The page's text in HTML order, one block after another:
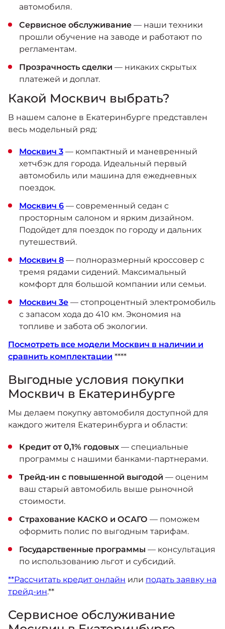
автомобиля.
Сервисное обслуживание — наши техники
прошли обучение на заводе и работают по
регламентам.
Прозрачность сделки — никаких скрытых
платежей и доплат.
Какой Москвич выбрать?
В нашем салоне в Екатеринбурге представлен
весь модельный ряд:
Москвич 3 — компактный и маневренный
хетчбэк для города. Идеальный первый
автомобиль или машина для ежедневных
поездок.
Москвич 6 — современный седан с
просторным салоном и ярким дизайном.
Подойдет для поездок по городу и дальних
путешествий.
Москвич 8 — полноразмерный кроссовер с
тремя рядами сидений. Максимальный
комфорт для большой компании или семьи.
Москвич 3е — стопроцентный электромобиль
с запасом хода до 410 км. Экономия на
топливе и забота об экологии.
Посмотреть все модели Москвич в наличии и
сравнить комплектации ****
Выгодные условия покупки
Москвич в Екатеринбурге
Мы делаем покупку автомобиля доступной для
каждого жителя Екатеринбурга и области:
Кредит от 0,1% годовых — специальные
программы с нашими банками-партнерами.
Трейд-ин с повышенной выгодой — оценим
ваш старый автомобиль выше рыночной
стоимости.
Страхование КАСКО и ОСАГО — поможем
оформить полис по выгодным тарифам.
Государственные программы — консультация
по использованию льгот и субсидий.
**Рассчитать кредит онлайн или подать заявку на
трейд-ин.**
Сервисное обслуживание